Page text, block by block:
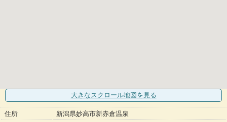
大きなスクロール地図 を見る
住所
新潟県妙高市新赤倉温泉